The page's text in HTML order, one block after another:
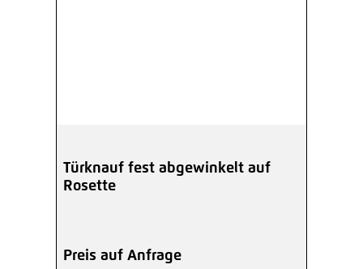
Türknauf fest abgewinkelt auf
Rosette
Preis auf Anfrage